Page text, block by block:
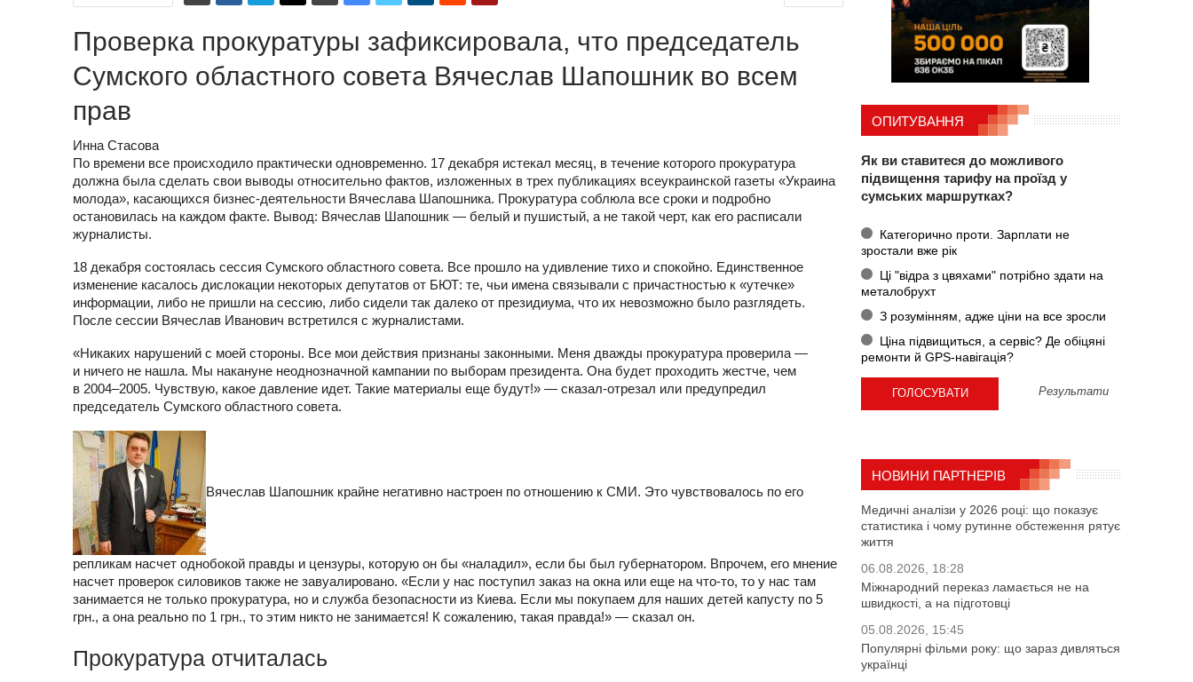
Проверка прокуратуры зафиксировала, что председатель
Сумского областного совета Вячеслав Шапошник во всем
прав
Инна Стасова
По времени все происходило практически одновременно. 17 декабря истекал месяц, в течение которого прокуратура
должна была сделать свои выводы относительно фактов, изложенных в трех публикациях всеукраинской газеты «Украина
молода», касающихся бизнес-деятельности Вячеслава Шапошника. Прокуратура соблюла все сроки и подробно
остановилась на каждом факте. Вывод: Вячеслав Шапошник — белый и пушистый, а не такой черт, как его расписали
журналисты.
18 декабря состоялась сессия Сумского областного совета. Все прошло на удивление тихо и спокойно. Единственное
изменение касалось дислокации некоторых депутатов от БЮТ: те, чьи имена связывали с причастностью к «утечке»
информации, либо не пришли на сессию, либо сидели так далеко от президиума, что их невозможно было разглядеть.
После сессии Вячеслав Иванович встретился с журналистами.
«Никаких нарушений с моей стороны. Все мои действия признаны законными. Меня дважды прокуратура проверила —
и ничего не нашла. Мы накануне неоднозначной кампании по выборам президента. Она будет проходить жестче, чем
в 2004–2005. Чувствую, какое давление идет. Такие материалы еще будут!» — сказал-отрезал или предупредил
председатель Сумского областного совета.
Вячеслав Шапошник крайне негативно настроен по отношению к СМИ. Это чувствовалось по его
репликам насчет однобокой правды и цензуры, которую он бы «наладил», если бы был губернатором. Впрочем, его мнение
насчет проверок силовиков также не завуалировано. «Если у нас поступил заказ на окна или еще на что-то, то у нас там
занимается не только прокуратура, но и служба безопасности из Киева. Если мы покупаем для наших детей капусту по 5
грн., а она реально по 1 грн., то этим никто не занимается! К сожалению, такая правда!» — сказал он.
Прокуратура отчиталась
ОПИТУВАННЯ
Як ви ставитеся до можливого
підвищення тарифу на проїзд у
сумських маршрутках?
Категорично проти. Зарплати не
зростали вже рік
Ці "відра з цвяхами" потрібно здати на
металобрухт
З розумінням, адже ціни на все зросли
Ціна підвищиться, а сервіс? Де обіцяні
ремонти й GPS-навігація?
Результати
НОВИНИ ПАРТНЕРІВ
Медичні аналізи у 2026 році: що показує
статистика і чому рутинне обстеження рятує
життя
06.08.2026, 18:28
Міжнародний переказ ламається не на
швидкості, а на підготовці
05.08.2026, 15:45
Популярні фільми року: що зараз дивляться
українці